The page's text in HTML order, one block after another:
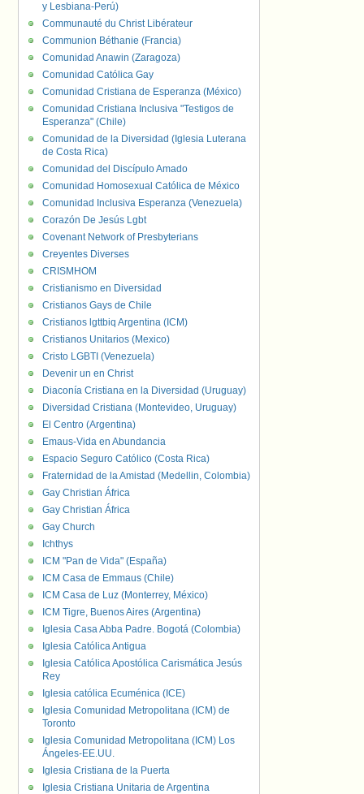
y Lesbiana-Perú)
Communauté du Christ Libérateur
Communion Béthanie (Francia)
Comunidad Anawin (Zaragoza)
Comunidad Católica Gay
Comunidad Cristiana de Esperanza (México)
Comunidad Cristiana Inclusiva "Testigos de
Esperanza" (Chile)
Comunidad de la Diversidad (Iglesia Luterana
de Costa Rica)
Comunidad del Discípulo Amado
Comunidad Homosexual Católica de México
Comunidad Inclusiva Esperanza (Venezuela)
Corazón De Jesús Lgbt
Covenant Network of Presbyterians
Creyentes Diverses
CRISMHOM
Cristianismo en Diversidad
Cristianos Gays de Chile
Cristianos lgttbiq Argentina (ICM)
Cristianos Unitarios (Mexico)
Cristo LGBTI (Venezuela)
Devenir un en Christ
Diaconía Cristiana en la Diversidad (Uruguay)
Diversidad Cristiana (Montevideo, Uruguay)
El Centro (Argentina)
Emaus-Vida en Abundancia
Espacio Seguro Católico (Costa Rica)
Fraternidad de la Amistad (Medellin, Colombia)
Gay Christian África
Gay Christian África
Gay Church
Ichthys
ICM "Pan de Vida" (España)
ICM Casa de Emmaus (Chile)
ICM Casa de Luz (Monterrey, México)
ICM Tigre, Buenos Aires (Argentina)
Iglesia Casa Abba Padre. Bogotá (Colombia)
Iglesia Católica Antigua
Iglesia Católica Apostólica Carismática Jesús
Rey
Iglesia católica Ecuménica (ICE)
Iglesia Comunidad Metropolitana (ICM) de
Toronto
Iglesia Comunidad Metropolitana (ICM) Los
Ángeles-EE.UU.
Iglesia Cristiana de la Puerta
Iglesia Cristiana Unitaria de Argentina